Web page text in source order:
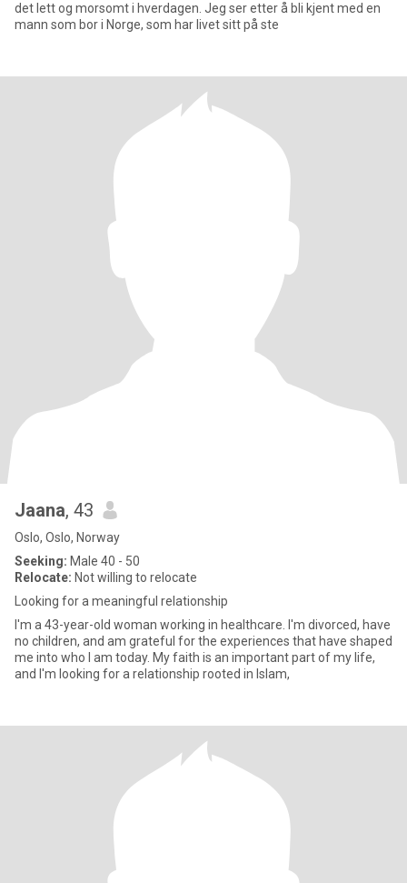
det lett og morsomt i hverdagen. Jeg ser etter å bli kjent med en
mann som bor i Norge, som har livet sitt på ste
Jaana, 43
Oslo, Oslo, Norway
Seeking: Male 40 - 50
Relocate: Not willing to relocate
Looking for a meaningful relationship
I'm a 43-year-old woman working in healthcare. I'm divorced, have
no children, and am grateful for the experiences that have shaped
me into who I am today. My faith is an important part of my life,
and I'm looking for a relationship rooted in Islam,